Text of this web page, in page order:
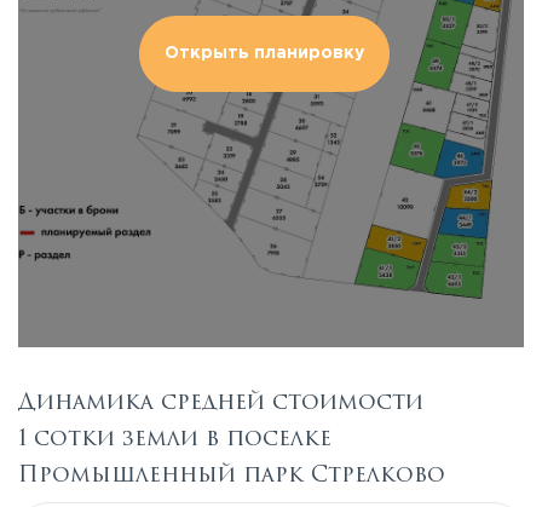
Открыть планировку
Динамика средней стоимости
1 сотки земли в поселке
Промышленный парк Стрелково